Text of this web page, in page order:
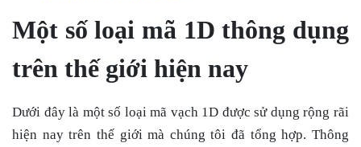
Một số loại mã 1D thông dụng
trên thế giới hiện nay
Dưới đây là một số loại mã vạch 1D được sử dụng rộng rãi
hiện nay trên thế giới mà chúng tôi đã tổng hợp. Thông